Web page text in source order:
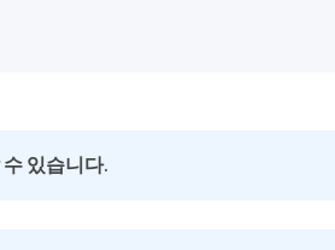
있습니다.